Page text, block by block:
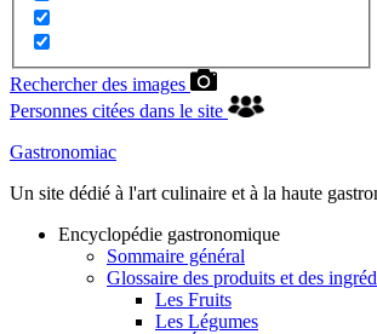
Rechercher des images
Personnes citées dans le site
Gastronomiac
Un site dédié à l'art culinaire et à la haute
Encyclopédie gastronomique
Sommaire général
Glossaire des produits et des
Les Fruits
Les Légumes